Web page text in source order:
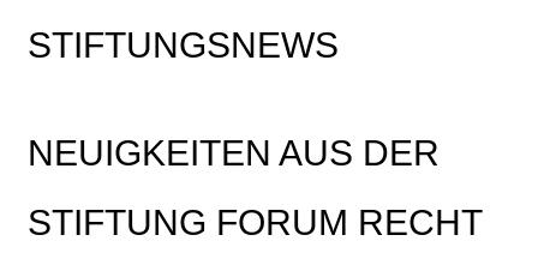
STIFTUNGSNEWS
NEUIGKEITEN AUS DER
STIFTUNG FORUM RECHT